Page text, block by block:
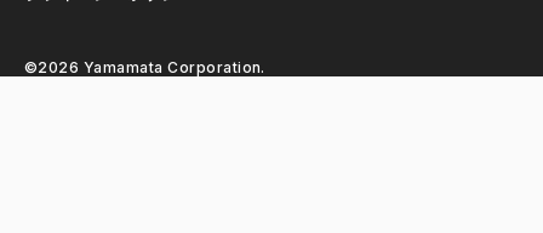
©2026 Yamamata Corporation.